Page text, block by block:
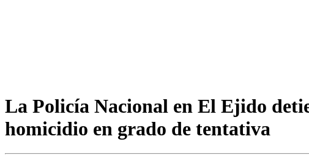
La Policía Nacional en El Ejido
homicidio en grado de tentativa